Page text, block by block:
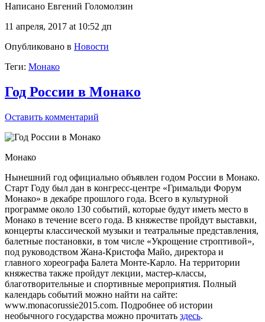
Написано Евгений Голомолзин
11 апреля, 2017 at 10:52 дп
Опубликовано в Новости
Теги: Монако
Год России в Монако
Оставить комментарий
Монако
Нынешний год официально объявлен годом России в Монако.
Старт Году был дан в конгресс-центре «Гримальди Форум
Монако» в декабре прошлого года. Всего в культурной
программе около 130 событий, которые будут иметь место в
Монако в течение всего года. В княжестве пройдут выставки,
концерты классической музыки и театральные представления,
балетные постановки, в том числе «Укрощение строптивой»,
под руководством Жана-Кристофа Майо, директора и
главного хореографа Балета Монте-Карло. На территории
княжества также пройдут лекции, мастер-классы,
благотворительные и спортивные мероприятия. Полный
календарь событий можно найти на сайте:
www.monacorussie2015.com. Подробнее об истории
необычного государства можно прочитать здесь.